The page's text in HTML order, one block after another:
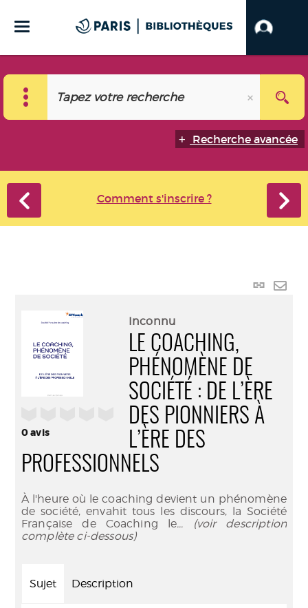
Recherche avancée
Comment s'inscrire ?
Lien
0avis
Inconnu
LE COACHING,
PHÉNOMÈNE DE
SOCIÉTÉ : DE L’ÈRE
DES PIONNIERS À
L’ÈRE DES
PROFESSIONNELS
À l'heure où le coaching devient un phénomène
de société, envahit tous les discours, la Société
Française de Coaching le... (voir description
complète ci-dessous)
Sujet Description